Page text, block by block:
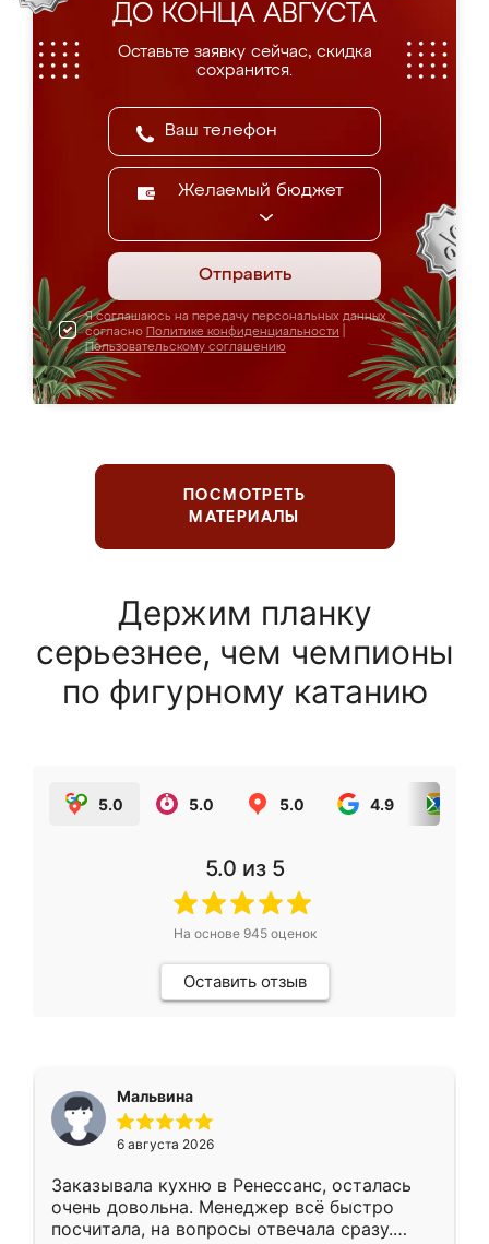
ДО КОНЦА АВГУСТА
Оставьте заявку сейчас, скидка
сохранится.
Желаемый бюджет
Отправить
Я соглашаюсь на передачу персональных данных
согласно Политике конфиденциальности
Пользовательскому соглашению
ПОСМОТРЕТЬ
МАТЕРИАЛЫ
Держим планку
серьезнее, чем чемпионы
по фигурному катанию
5.0 5.0 5.0 4.9
5.0 из 5
На основе 945оценок
Оставить отзыв
Мальвина
6 августа 2026
Заказывала кухню в Ренессанс, осталась
очень довольна. Менеджер всё быстро
посчитала, на вопросы отвечала сразу.